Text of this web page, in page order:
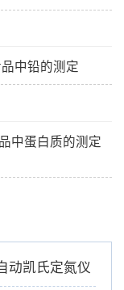
中铅的测定
中蛋白质的测定
动凯氏定氮仪